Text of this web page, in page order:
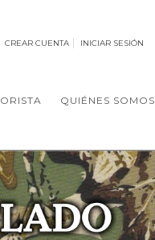
CREAR CUENTA INICIAR SESIÓN
QUIÉNES SOMOS